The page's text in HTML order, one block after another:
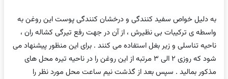
به دلیل خواص سفید کنندگی و درخشان کنندگی پوست این روغن به
واسطه ی ترکیبات بی نظیرش ، از آن در جهت رفع تیرگی کشاله ران ،
ناحیه تناسلی و زیر بغل استفاده می کنند . برای این منظور پیشنهاد می
شود که روزی ۲ الی ۳ مرتبه از این روغن را در ناحیه تیره محل های
مذکور بمالید . سپس بعد از گذشت نیم ساعت محل مورد نظر را